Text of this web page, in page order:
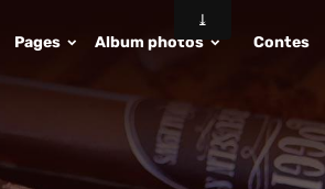
Pages Album photos Contes